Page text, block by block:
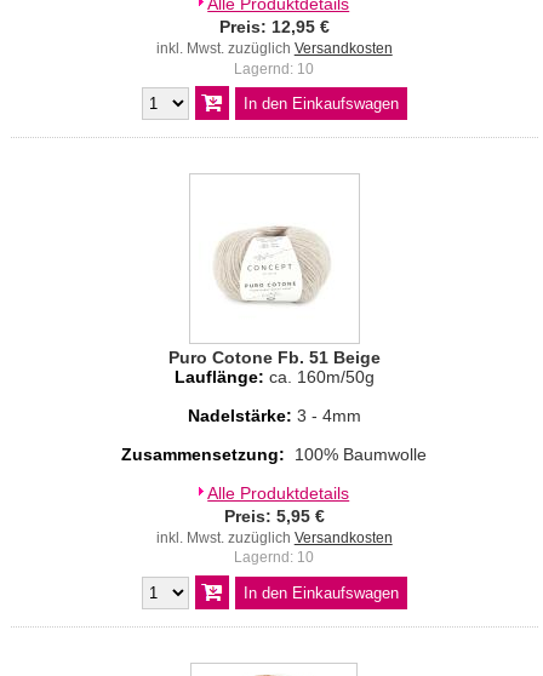
Alle Produktdetails
Preis: 12,95 €
inkl. Mwst. zuzüglich Versandkosten
Lagernd: 10
Puro Cotone Fb. 51 Beige
Lauflänge: ca. 160m/50g
Nadelstärke: 3 - 4mm
Zusammensetzung:
100% Baumwolle
Alle Produktdetails
Preis: 5,95 €
inkl. Mwst. zuzüglich Versandkosten
Lagernd: 10